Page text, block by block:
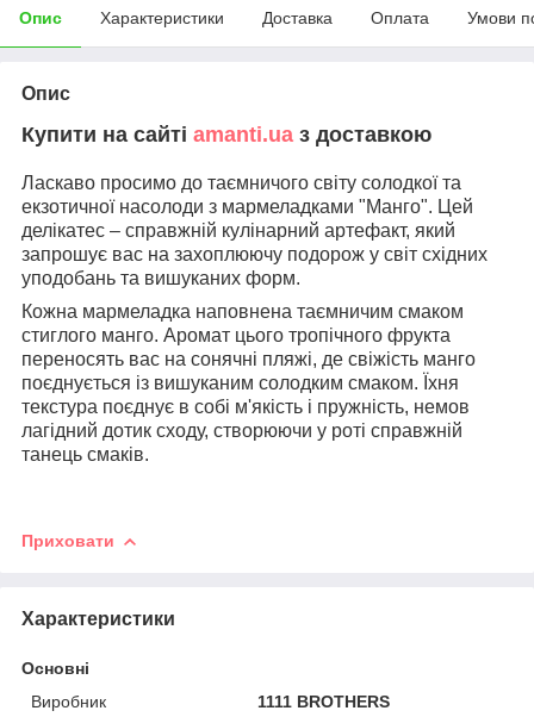
Опис Характеристики Доставка Оплата Умови
Опис
Купити на сайті amanti.ua з доставкою
Ласкаво просимо до таємничого світу солодкої та
екзотичної насолоди з мармеладками "Манго". Цей
делікатес – справжній кулінарний артефакт, який
запрошує вас на захоплюючу подорож у світ східних
уподобань та вишуканих форм.
Кожна мармеладка наповнена таємничим смаком
стиглого манго. Аромат цього тропічного фрукта
переносять вас на сонячні пляжі, де свіжість манго
поєднується із вишуканим солодким смаком. Їхня
текстура поєднує в собі м'якість і пружність, немов
лагідний дотик сходу, створюючи у роті справжній
танець смаків.
Приховати
Характеристики
Основні
Виробник
1111 BROTHERS